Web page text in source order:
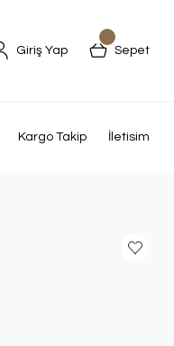
Giriş Yap Sepet
Kargo Takip İletisim